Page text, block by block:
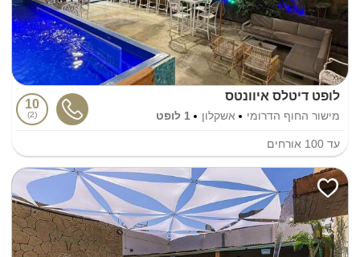
לופט דיטלס איוונטס
מישור החוף הדרומי אשקלון 1 לופט
10
2
עד 100 אורחים